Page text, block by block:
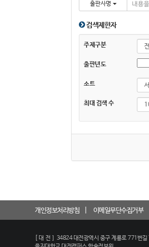
출판사명
검색제한자
주제구분
출판년도
소트
최대 검색 수
개인정보처리방침 이메일무단수집거부
[대전]
34824 대전광역시 중구 계룡로 771번